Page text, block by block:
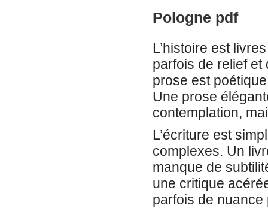
Pologne pdf
L’histoire est
parfois de relief et
prose est
Une prose
contemplation,
L’écriture est
complexes. Un
manque de
une critique
parfois de